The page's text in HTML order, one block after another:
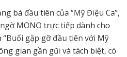
bá đầu tiên của “Mỹ Điệu Ca”,
MONO trực tiếp dành cho
gặp gỡ đầu tiên với Mỹ
gian gần gũi và tách biệt, có